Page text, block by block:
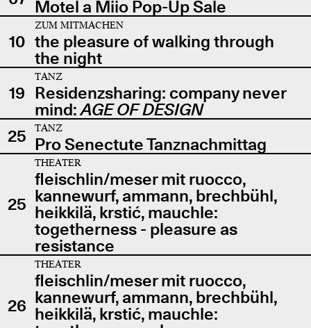
Motel a Miio Pop-Up Sale
10
ZUM MITMACHEN
the pleasure of walking through
the night
19
TANZ
Residenzsharing: company never
mind:AGE OF DESIGN
25
TANZ
Pro Senectute Tanznachmittag
25
THEATER
fleischlin/meser mit ruocco,
kannewurf, ammann, brechbühl,
heikkilä, krstić, mauchle:
togetherness - pleasure as
resistance
26
THEATER
fleischlin/meser mit ruocco,
kannewurf, ammann, brechbühl,
heikkilä, krstić, mauchle: